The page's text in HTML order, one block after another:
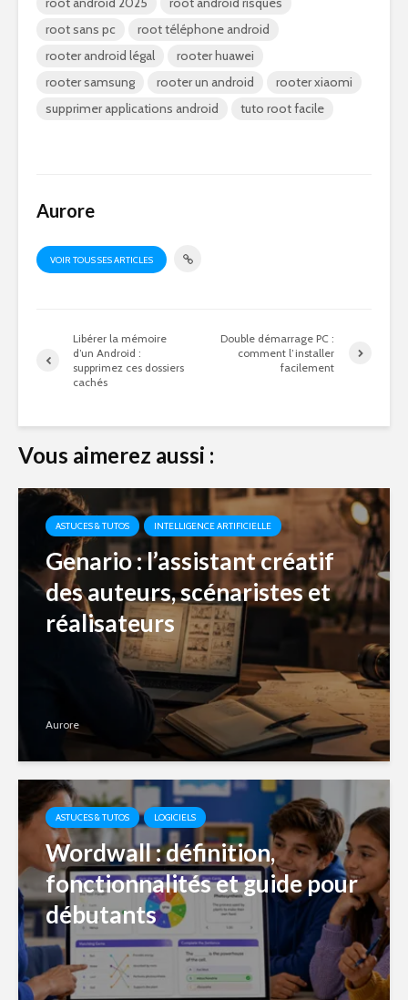
root sans pc
root téléphone android
rooter android légal
rooter huawei
rooter samsung
rooter un android
rooter xiaomi
supprimer applications android
tuto root facile
Aurore
VOIR TOUS SES ARTICLES
Libérer la mémoire
d’un Android :
supprimez ces dossiers
cachés
Double démarrage PC :
comment l’installer
facilement
Vous aimerez aussi :
ASTUCES & TUTOS INTELLIGENCE ARTIFICIELLE
Genario : l’assistant créatif
des auteurs, scénaristes et
réalisateurs
Aurore
ASTUCES & TUTOS LOGICIELS
Wordwall : définition,
fonctionnalités et guide pour
débutants